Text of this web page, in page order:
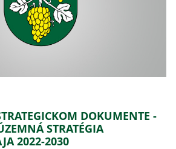
DOKUMENTE -
STRATÉGIA
2022-2030